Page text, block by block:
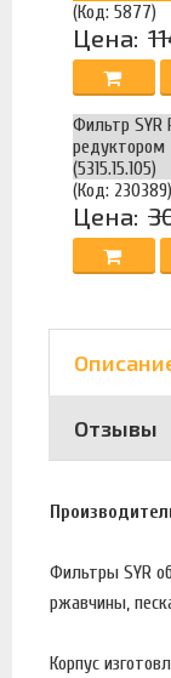
(Код: 5877)
Цена:
Фильтр
редуктором
(5315.15.105)
(Код: 230389)
Цена:
Отзывы
Фильтры SYR
ржавчины,
Корпус